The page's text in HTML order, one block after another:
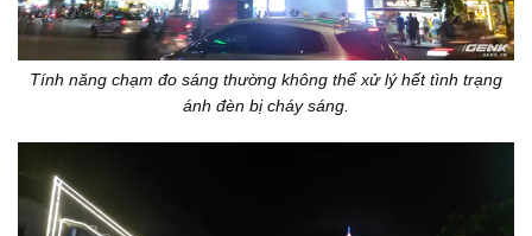
Tính năng chạm đo sáng thường không thể xử lý hết tình trạng
ánh đèn bị cháy sáng.